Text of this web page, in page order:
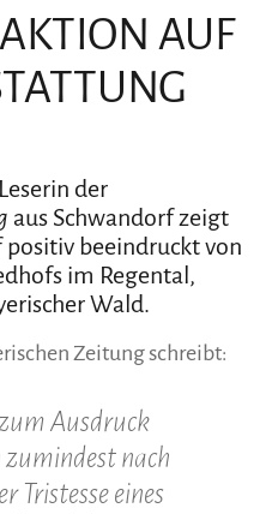
AUF
der
aus Schwandorf zeigt
positiv beeindruckt von
im Regental,
Wald.
Zeitung schreibt:
Ausdruck
zumindest nach
Tristesse eines